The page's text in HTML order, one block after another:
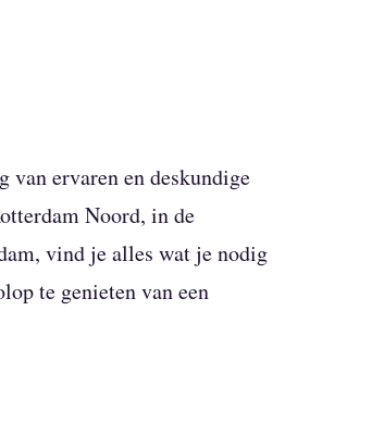
ervaren en deskundige
Noord, in de
vind je alles wat je nodig
te genieten van een